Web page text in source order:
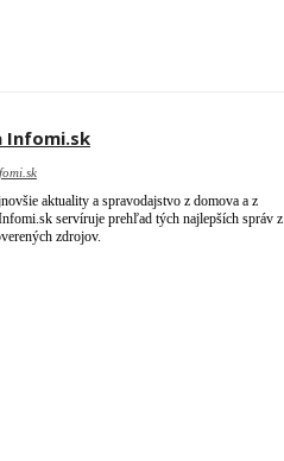
Infomi.sk
aktuality a spravodajstvo z domova a z
servíruje prehľad tých najlepších správ z
zdrojov.